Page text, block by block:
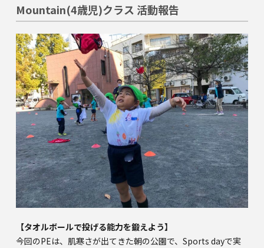
Mountain(4歳児)クラス 活動報告
【タオルボールで投げる能力を鍛えよう】
今回のPEは、肌寒さが出てきた朝の公園で、Sports dayで実